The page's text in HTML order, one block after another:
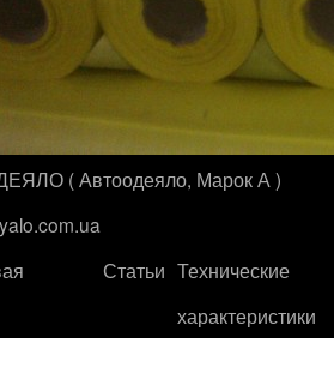
( Автоодеяло, Марок А )
Статьи Технические
характеристики